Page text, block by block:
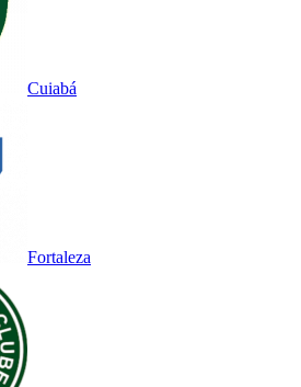
Cuiabá
Fortaleza